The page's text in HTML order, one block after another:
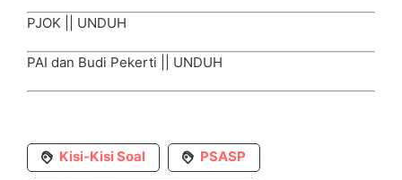
PJOK || UNDUH
PAI dan Budi Pekerti || UNDUH
Kisi-Kisi Soal PSASP